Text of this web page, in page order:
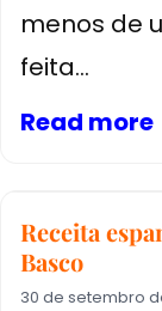
menos de
feita...
Read more
Receita
Basco
30 de setembro